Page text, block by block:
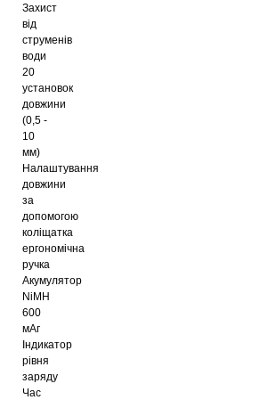
Захист
від
струменів
води
20
установок
довжини
(0,5 -
10
мм)
Налаштування
довжини
за
допомогою
коліщатка
ергономічна
ручка
Акумулятор
NiMH
600
мАг
Індикатор
рівня
заряду
Час